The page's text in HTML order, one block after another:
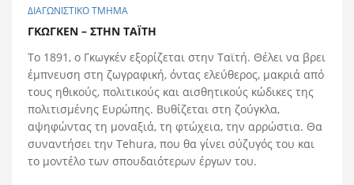
ΔΙΑΓΩΝΙΣΤΙΚΟ ΤΜΗΜΑ
ΓΚΩΓΚΕΝ – ΣΤΗΝ ΤΑΪΤΗ
Το 1891, ο Γκωγκέν εξορίζεται στην Ταϊτή. Θέλει να βρει
έμπνευση στη ζωγραφική, όντας ελεύθερος, μακριά από
τους ηθικούς, πολιτικούς και αισθητικούς κώδικες της
πολιτισμένης Ευρώπης. Βυθίζεται στη ζούγκλα,
αψηφώντας τη μοναξιά, τη φτώχεια, την αρρώστια. Θα
συναντήσει την Tehura, που θα γίνει σύζυγός του και
το μοντέλο των σπουδαιότερων έργων του.